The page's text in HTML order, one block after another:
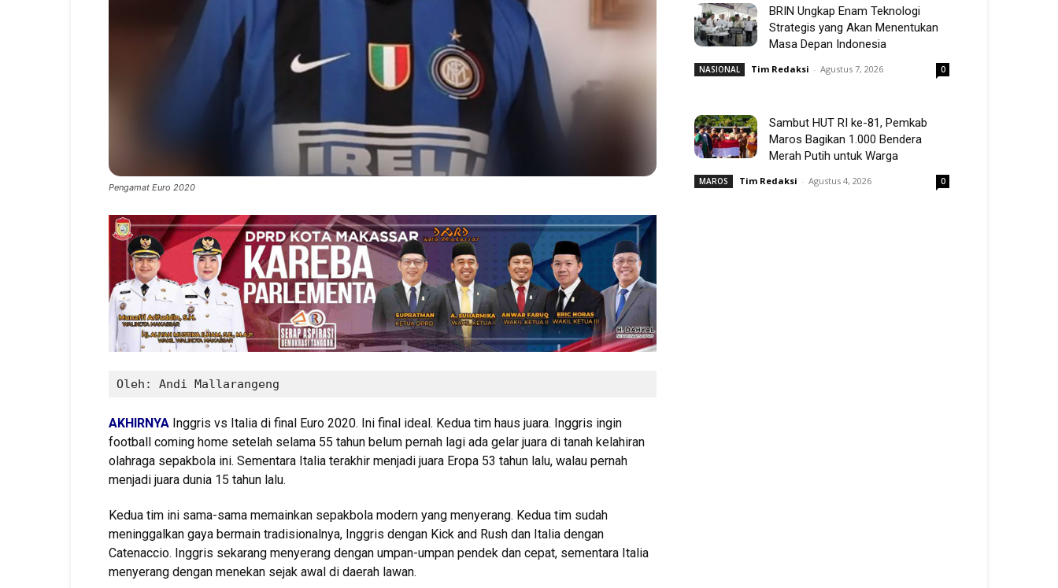
Pengamat Euro 2020
Oleh: Andi Mallarangeng
AKHIRNYA Inggris vs Italia di final Euro 2020. Ini final ideal. Kedua tim haus juara. Inggris ingin
football coming home setelah selama 55 tahun belum pernah lagi ada gelar juara di tanah kelahiran
olahraga sepakbola ini. Sementara Italia terakhir menjadi juara Eropa 53 tahun lalu, walau pernah
menjadi juara dunia 15 tahun lalu.
Kedua tim ini sama-sama memainkan sepakbola modern yang menyerang. Kedua tim sudah
meninggalkan gaya bermain tradisionalnya, Inggris dengan Kick and Rush dan Italia dengan
Catenaccio. Inggris sekarang menyerang dengan umpan-umpan pendek dan cepat, sementara Italia
menyerang dengan menekan sejak awal di daerah lawan.
BRIN Ungkap Enam Teknologi
Strategis yang Akan Menentukan
Masa Depan Indonesia
NASIONAL Tim Redaksi - Agustus 7, 2026 0
Sambut HUT RI ke-81, Pemkab
Maros Bagikan 1.000 Bendera
Merah Putih untuk Warga
MAROS Tim Redaksi - Agustus 4, 2026 0